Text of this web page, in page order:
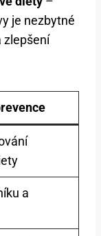
je nezbytné
zlepšení
a